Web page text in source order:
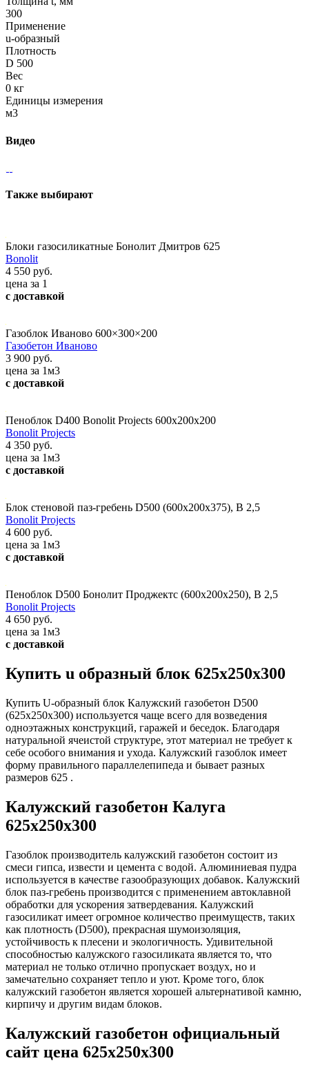
300
Применение
u-образный
Плотность
D 500
Вес
0 кг
Единицы измерения
м3
Видео
Также выбирают
Блоки газосиликатные Бонолит Дмитров 625
Bonolit
4 550 руб.
цена за 1
с доставкой
Газоблок Иваново 600×300×200
Газобетон Иваново
3 900 руб.
цена за 1м3
с доставкой
Пеноблок D400 Bonolit Projects 600х200х200
Bonolit Projects
4 350 руб.
цена за 1м3
с доставкой
Блок стеновой паз-гребень D500 (600х200х375), В 2,5
Bonolit Projects
4 600 руб.
цена за 1м3
с доставкой
Пеноблок D500 Бонолит Проджектс (600х200х250), В 2,5
Bonolit Projects
4 650 руб.
цена за 1м3
с доставкой
Купить u образный блок 625х250х300
Купить U-образный блок Калужский газобетон D500
(625х250х300) используется чаще всего для возведения
одноэтажных конструкций, гаражей и беседок. Благодаря
натуральной ячеистой структуре, этот материал не требует к
себе особого внимания и ухода. Калужский газоблок имеет
форму правильного параллелепипеда и бывает разных
размеров 625 .
Калужский газобетон Калуга
625х250х300
Газоблок производитель калужский газобетон состоит из
смеси гипса, извести и цемента с водой. Алюминиевая пудра
используется в качестве газообразующих добавок. Калужский
блок паз-гребень производится с применением автоклавной
обработки для ускорения затвердевания. Калужский
газосиликат имеет огромное количество преимуществ, таких
как плотность (D500), прекрасная шумоизоляция,
устойчивость к плесени и экологичность. Удивительной
способностью калужского газосиликата является то, что
материал не только отлично пропускает воздух, но и
замечательно сохраняет тепло и уют. Кроме того, блок
калужский газобетон является хорошей альтернативой камню,
кирпичу и другим видам блоков.
Калужский газобетон официальный
сайт цена 625х250х300